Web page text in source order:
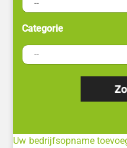
Categorie
Uw bedrijfsopname